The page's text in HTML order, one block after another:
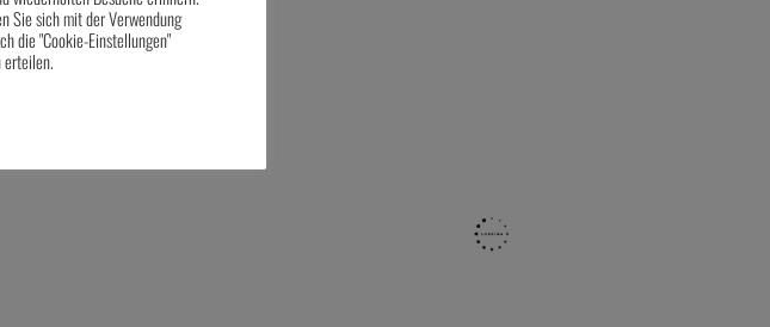
Sie sich mit der Verwendung
die "Cookie-Einstellungen"
erteilen.